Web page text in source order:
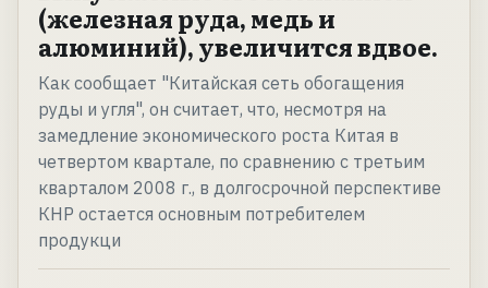
(железная руда, медь и
алюминий), увеличится вдвое.
Как сообщает "Китайская сеть обогащения
руды и угля", он считает, что, несмотря на
замедление экономического роста Китая в
четвертом квартале, по сравнению с третьим
кварталом 2008 г., в долгосрочной перспективе
КНР остается основным потребителем
продукци